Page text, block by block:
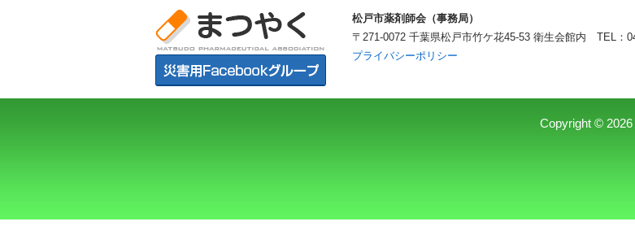
松戸市薬剤師会（事務局）
〒271-0072 千葉県松戸市竹ケ花45-53 衛生会館内 TEL：
プライバシーポリシー
Copyright ©